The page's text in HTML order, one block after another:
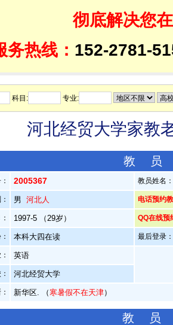
彻底解决您
务热线： 152-2781-
科目: 专业:
河北经贸大学家教
教
2005367 教员姓名
男 河北人 电话预约
1997-5 （29岁） QQ在线预
本科大四在读 最后登录
英语
河北经贸大学
新华区. （寒暑假不在天津）
教 员